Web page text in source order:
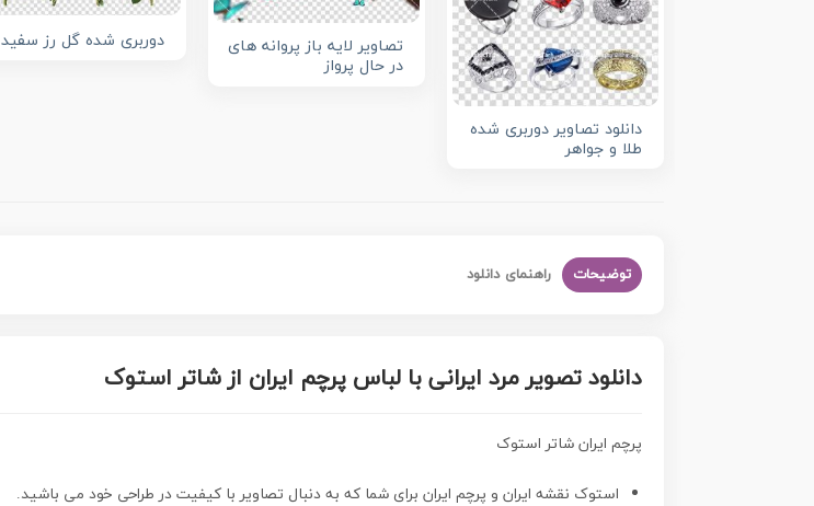
دانلود تصاویر دوربری شده
طلا و جواهر
تصاویر لایه باز پروانه های
در حال پرواز
دوربری شده گل رز سفید
توضیحات راهنمای دانلود
دانلود تصویر مرد ایرانی با لباس پرچم ایران از شاتر استوک
پرچم ایران شاتر استوک
استوک نقشه ایران و پرچم ایران برای شما که به دنبال تصاویر با کیفیت در طراحی خود می باشید.